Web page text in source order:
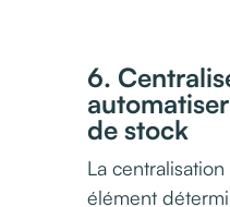
6.
de stock
La
élément